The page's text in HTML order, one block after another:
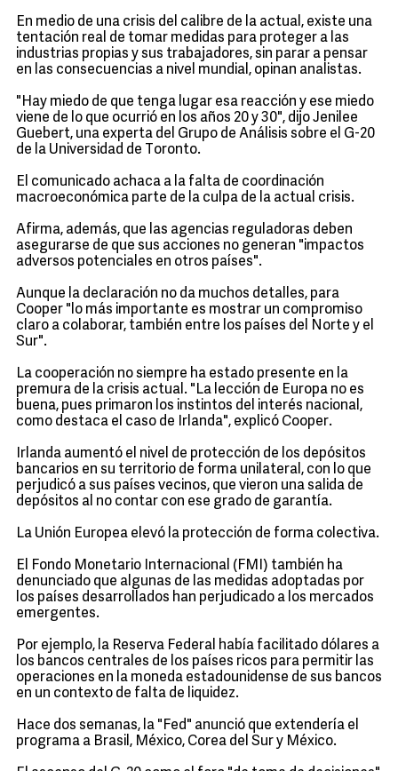
En medio de una crisis del calibre de la actual, existe una
tentación real de tomar medidas para proteger a las
industrias propias y sus trabajadores, sin parar a pensar
en las consecuencias a nivel mundial, opinan analistas.
"Hay miedo de que tenga lugar esa reacción y ese miedo
viene de lo que ocurrió en los años 20 y 30", dijo Jenilee
Guebert, una experta del Grupo de Análisis sobre el G-20
de la Universidad de Toronto.
El comunicado achaca a la falta de coordinación
macroeconómica parte de la culpa de la actual crisis.
Afirma, además, que las agencias reguladoras deben
asegurarse de que sus acciones no generan "impactos
adversos potenciales en otros países".
Aunque la declaración no da muchos detalles, para
Cooper "lo más importante es mostrar un compromiso
claro a colaborar, también entre los países del Norte y el
Sur".
La cooperación no siempre ha estado presente en la
premura de la crisis actual. "La lección de Europa no es
buena, pues primaron los instintos del interés nacional,
como destaca el caso de Irlanda", explicó Cooper.
Irlanda aumentó el nivel de protección de los depósitos
bancarios en su territorio de forma unilateral, con lo que
perjudicó a sus países vecinos, que vieron una salida de
depósitos al no contar con ese grado de garantía.
La Unión Europea elevó la protección de forma colectiva.
El Fondo Monetario Internacional (FMI) también ha
denunciado que algunas de las medidas adoptadas por
los países desarrollados han perjudicado a los mercados
emergentes.
Por ejemplo, la Reserva Federal había facilitado dólares a
los bancos centrales de los países ricos para permitir las
operaciones en la moneda estadounidense de sus bancos
en un contexto de falta de liquidez.
Hace dos semanas, la "Fed" anunció que extendería el
programa a Brasil, México, Corea del Sur y México.